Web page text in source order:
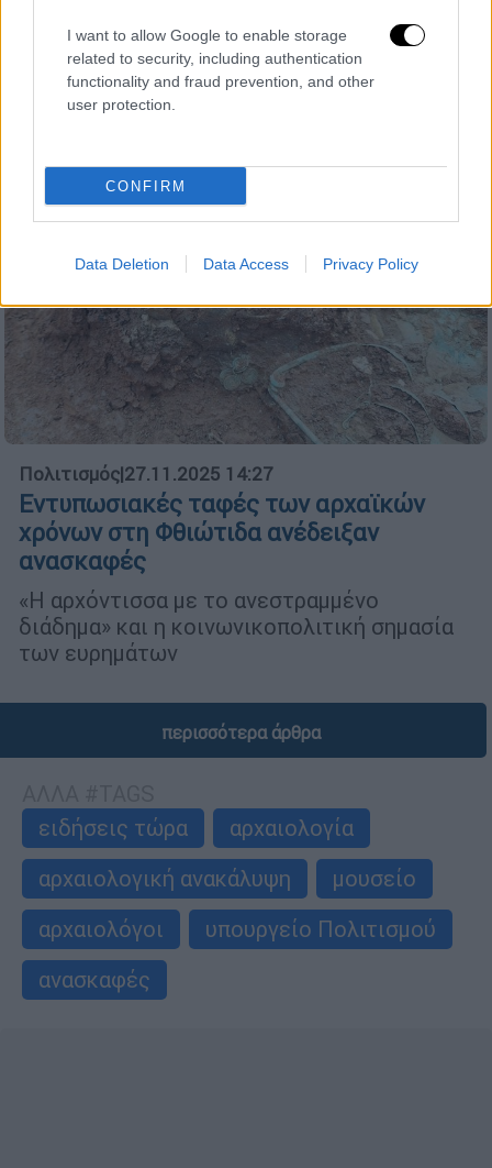
I want to allow Google to enable storage
related to security, including authentication
functionality and fraud prevention, and other
user protection.
CONFIRM
Data Deletion Data Access Privacy Policy
χρόνων στέκονται πλέον στις αίθουσες του
Αρχαιολογικού Μουσείου
Πολιτισμός|27.11.2025 14:27
Εντυπωσιακές ταφές των αρχαϊκών
χρόνων στη Φθιώτιδα ανέδειξαν
ανασκαφές
«Η αρχόντισσα με το ανεστραμμένο
διάδημα» και η κοινωνικοπολιτική σημασία
των ευρημάτων
περισσότερα άρθρα
ειδήσεις τώρα
αρχαιολογία
αρχαιολογική ανακάλυψη
μουσείο
αρχαιολόγοι
υπουργείο Πολιτισμού
ανασκαφές